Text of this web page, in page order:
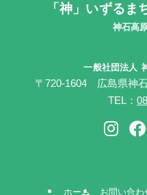
「神」いずるま
神石高
一般社団法人
〒720-1604 広島県神
TEL：
ホーム お問い合わ